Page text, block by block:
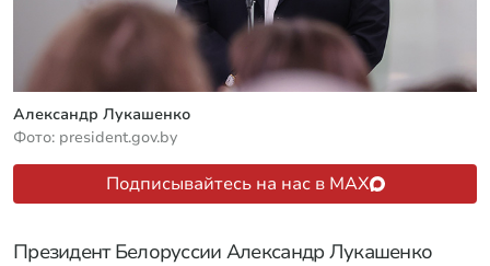
Александр Лукашенко
Фото: president.gov.by
Подписывайтесь на нас в MAX
Президент Белоруссии Александр Лукашенко